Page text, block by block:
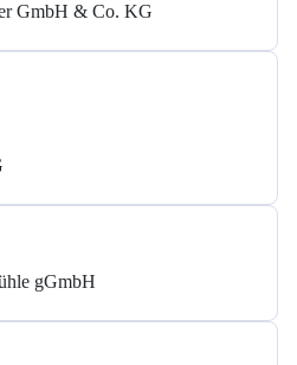
GmbH & Co. KG
gGmbH